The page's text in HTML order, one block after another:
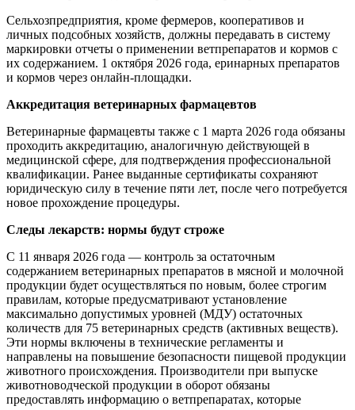
Сельхозпредприятия, кроме фермеров, кооперативов и
личных подсобных хозяйств, должны передавать в систему
маркировки отчеты о применении ветпрепаратов и кормов с
их содержанием. 1 октября 2026 года, еринарных препаратов
и кормов через онлайн-площадки.
Аккредитация ветеринарных фармацевтов
Ветеринарные фармацевты также с 1 марта 2026 года обязаны
проходить аккредитацию, аналогичную действующей в
медицинской сфере, для подтверждения профессиональной
квалификации. Ранее выданные сертификаты сохраняют
юридическую силу в течение пяти лет, после чего потребуется
новое прохождение процедуры.
Следы лекарств: нормы будут строже
С 11 января 2026 года — контроль за остаточным
содержанием ветеринарных препаратов в мясной и молочной
продукции будет осуществляться по новым, более строгим
правилам, которые предусматривают установление
максимально допустимых уровней (МДУ) остаточных
количеств для 75 ветеринарных средств (активных веществ).
Эти нормы включены в технические регламенты и
направлены на повышение безопасности пищевой продукции
животного происхождения. Производители при выпуске
животноводческой продукции в оборот обязаны
предоставлять информацию о ветпрепаратах, которые